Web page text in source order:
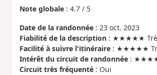
Note globale : 4.7 / 5
Date de la randonnée : 23 oct. 2023
Fiabilité de la description : ★★★★★
Facilité à suivre l'itinéraire : ★★★★★
Intérêt du circuit de randonnée :
Circuit très fréquenté : Oui